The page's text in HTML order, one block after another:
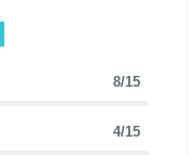
8/15
4/15